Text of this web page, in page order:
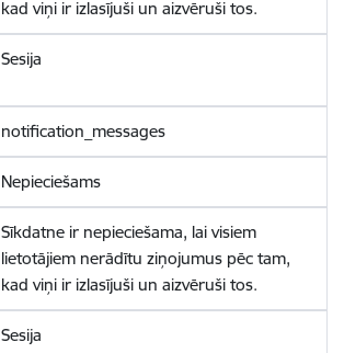
kad viņi ir izlasījuši un aizvēruši tos.
Sesija
notification_messages
Nepieciešams
Sīkdatne ir nepieciešama, lai visiem
lietotājiem nerādītu ziņojumus pēc tam,
kad viņi ir izlasījuši un aizvēruši tos.
Sesija